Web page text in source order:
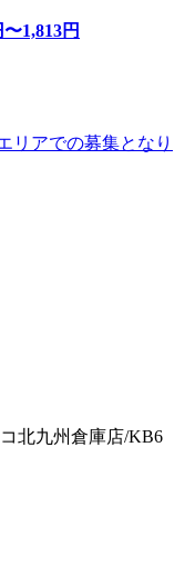
〜1,813円
リアでの募集となり
北九州倉庫店/KB6